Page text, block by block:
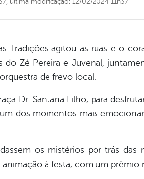
última modificação: 12/02/2024 11h37
Tradições agitou as ruas e o
Zé Pereira e Juvenal,
de frevo local.
Dr. Santana Filho, para
dos momentos mais
os mistérios por trás das
à festa, com um prêmio